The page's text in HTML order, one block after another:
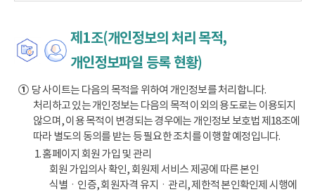
제1조(개인정보의 처리 목적,
개인정보파일 등록 현황)
①당 사이트는 다음의 목적을 위하여 개인정보를 처리합니다.
처리하고 있는 개인정보는 다음의 목적 이외의 용도로는 이용되지
않으며, 이용 목적이 변경되는 경우에는 개인정보 보호법 제18조에
따라 별도의 동의를 받는 등 필요한 조치를 이행할 예정입니다.
1. 홈페이지 회원 가입 및 관리
회원 가입의사 확인, 회원제 서비스 제공에 따른 본인
식별ㆍ인증, 회원자격 유지ㆍ관리, 제한적 본인확인제 시행에